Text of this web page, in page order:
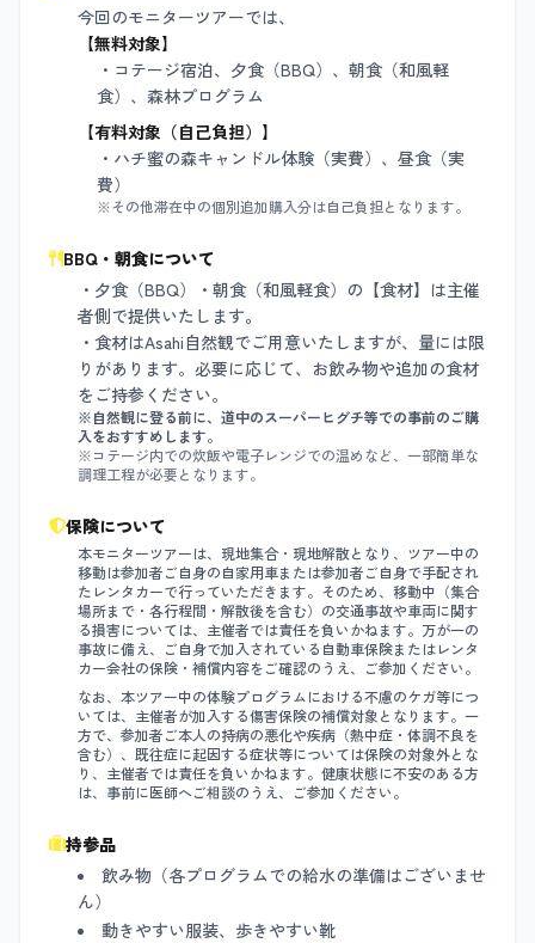
今回のモニターツアーでは、
【無料対象】
・コテージ宿泊、夕食（BBQ）、朝食（和風軽
食）、森林プログラム
【有料対象（自己負担）】
・ハチ蜜の森キャンドル体験（実費）、昼食（実
費）
※その他滞在中の個別追加購入分は自己負担となります。
BBQ・朝食について
・夕食（BBQ）・朝食（和風軽食）の【食材】は主催
者側で提供いたします。
・食材はAsahi自然観でご用意いたしますが、量には限
りがあります。必要に応じて、お飲み物や追加の食材
をご持参ください。
※自然観に登る前に、道中のスーパーヒグチ等での事前のご購
入をおすすめします。
※コテージ内での炊飯や電子レンジでの温めなど、一部簡単な
調理工程が必要となります。
保険について
本モニターツアーは、現地集合・現地解散となり、ツアー中の
移動は参加者ご自身の自家用車または参加者ご自身で手配され
たレンタカーで行っていただきます。そのため、移動中（集合
場所まで・各行程間・解散後を含む）の交通事故や車両に関す
る損害については、主催者では責任を負いかねます。万が一の
事故に備え、ご自身で加入されている自動車保険またはレンタ
カー会社の保険・補償内容をご確認のうえ、ご参加ください。
なお、本ツアー中の体験プログラムにおける不慮のケガ等につ
いては、主催者が加入する傷害保険の補償対象となります。一
方で、参加者ご本人の持病の悪化や疾病（熱中症・体調不良を
含む）、既往症に起因する症状等については保険の対象外とな
り、主催者では責任を負いかねます。健康状態に不安のある方
は、事前に医師へご相談のうえ、ご参加ください。
持参品
飲み物（各プログラムでの給水の準備はございませ
ん）
動きやすい服装、歩きやすい靴